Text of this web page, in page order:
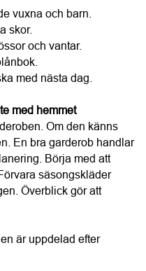
med hemmet
Om den känns
En bra garderob handlar
Börja med att
säsongskläder
Överblick gör att
är uppdelad efter